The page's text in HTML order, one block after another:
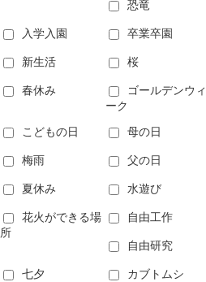
恐竜
入学入園 卒業卒園
新生活 桜
春休み
ゴールデンウィ
ーク
こどもの日 母の日
梅雨 父の日
夏休み 水遊び
花火ができる場
所
自由工作
自由研究
七夕 カブトムシ